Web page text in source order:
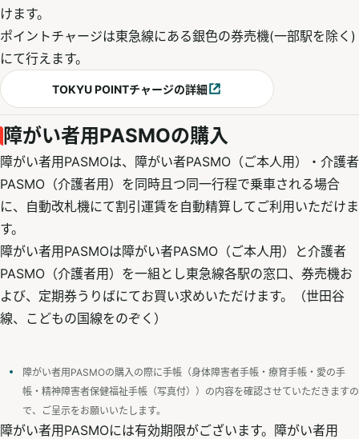
けます。
ポイントチャージは東急線にある銀色の券売機(一部駅を除く)
にて行えます。
TOKYU POINTチャージの詳細
別ウィンドウで開く
障がい者用PASMOの購入
障がい者用PASMOは、障がい者PASMO（ご本人用）・介護者
PASMO（介護者用）を同時且つ同一行程で乗車される場合
に、自動改札機にて割引運賃を自動精算してご利用いただけま
す。
障がい者用PASMOは障がい者PASMO（ご本人用）と介護者
PASMO（介護者用）を一組とし東急線各駅の窓口、券売機お
よび、定期券うりばにてお買い求めいただけます。（世田谷
線、こどもの国線をのぞく）
障がい者用PASMOの購入の際に手帳（身体障害者手帳・療育手帳・愛の手
帳・精神障害者保健福祉手帳（写真付））の内容を確認させていただきますの
で、ご呈示をお願いいたします。
障がい者用PASMOには有効期限がございます。障がい者用